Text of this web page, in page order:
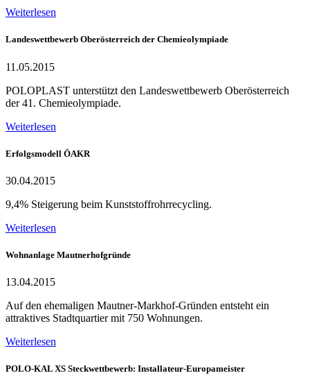
Weiterlesen
Landeswettbewerb Oberösterreich der Chemieolympiade
11.05.2015
POLOPLAST unterstützt den Landeswettbewerb Oberösterreich
der 41. Chemieolympiade.
Weiterlesen
Erfolgsmodell ÖAKR
30.04.2015
9,4% Steigerung beim Kunststoffrohrrecycling.
Weiterlesen
Wohnanlage Mautnerhofgründe
13.04.2015
Auf den ehemaligen Mautner-Markhof-Gründen entsteht ein
attraktives Stadtquartier mit 750 Wohnungen.
Weiterlesen
POLO-KAL XS Steckwettbewerb: Installateur-Europameister